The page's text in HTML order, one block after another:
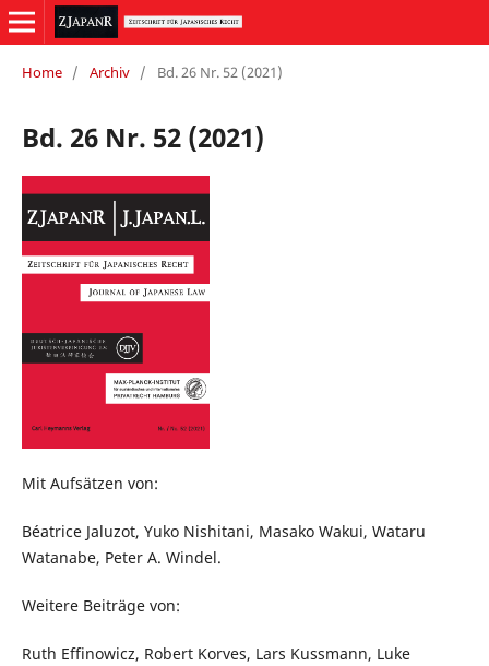
Home / Archiv / Bd. 26 Nr. 52 (2021)
Bd. 26 Nr. 52 (2021)
Mit Aufsätzen von:
Béatrice Jaluzot, Yuko Nishitani, Masako Wakui, Wataru
Watanabe, Peter A. Windel.
Weitere Beiträge von:
Ruth Effinowicz, Robert Korves, Lars Kussmann, Luke